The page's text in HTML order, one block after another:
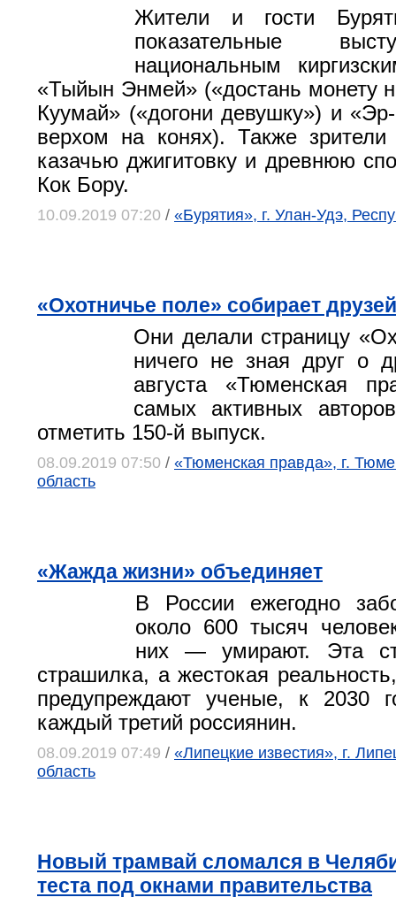
Жители и гости
показательные
национальным
«Тыйын Энмей» («достань монету
Куумай» («догони девушку») и
верхом на конях). Также зрители
казачью джигитовку и древнюю
Кок Бору.
10.09.2019 07:20 / «Бурятия», г. Улан-Удэ,
«Охотничье поле» собирает друзей
Они делали страницу
ничего не зная друг о
августа «Тюменская
самых активных
отметить 150-й выпуск.
08.09.2019 07:50 / «Тюменская правда», г.
область
«Жажда жизни» объединяет
В России ежегодно
около 600 тысяч
них — умирают. Эта
страшилка, а жестокая
предупреждают ученые, к 2030
каждый третий россиянин.
08.09.2019 07:49 / «Липецкие известия», г.
область
Новый трамвай сломался в
теста под окнами правительства